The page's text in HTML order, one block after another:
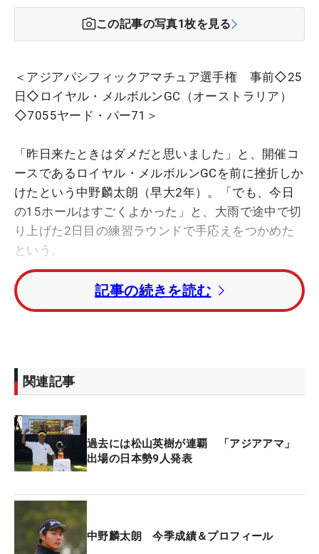
この記事の写真1枚を見る
＜アジアパシフィックアマチュア選手権 事前◇25
日◇ロイヤル・メルボルンGC（オーストラリア）
◇7055ヤード・パー71＞
「昨日来たときはダメだと思いました」と、開催コ
ースであるロイヤル・メルボルンGCを前に挫折しか
けたという中野麟太朗（早大2年）。「でも、今日
の15ホールはすごくよかった」と、大雨で途中で切
り上げた2日目の練習ラウンドで手応えをつかめた
という。
昨日までは「自分の番手と落とす場所の検討がつか
なかった」が、「キャディさんがこうやったらいい
中野のバッグを担ぐキャディのアドバイスがハマっ
た。
「前回ここで開催されたときも担いでたそうです。
詳しくは聞けませんでしたが、35年くらいPGAと
LPGAで担いだ経験がある」という、コースを、そ
ウンドで、ショット毎に長くコミュニケーションを
とっていたことも頷ける。
記事の続きを読む
関連記事
過去には松山英樹が連覇 「アジアアマ」
出場の日本勢9人発表
中野麟太朗 今季成績＆プロフィール